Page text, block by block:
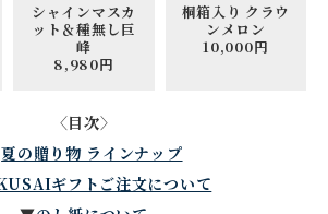
シャインマスカ
ット＆種無し巨
峰
8,980円
桐箱入り クラウ
ンメロン
10,000円
〈目次〉
夏の贈り物 ラインナップ
ギフトご注文について